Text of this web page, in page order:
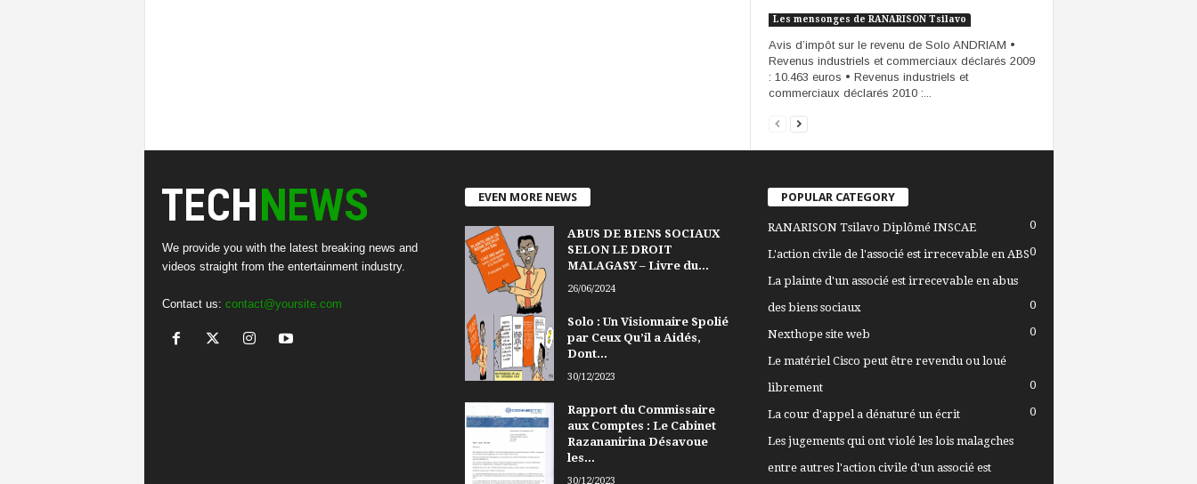
Les mensonges de RANARISON Tsilavo
Avis d’impôt sur le revenu de Solo ANDRIAM •
Revenus industriels et commerciaux déclarés 2009
: 10.463 euros • Revenus industriels et
commerciaux déclarés 2010 :...
We provide you with the latest breaking news and
videos straight from the entertainment industry.
Contact us: contact@yoursite.com
EVEN MORE NEWS
ABUS DE BIENS SOCIAUX
SELON LE DROIT
MALAGASY – Livre du...
26/06/2024
Solo : Un Visionnaire Spolié
par Ceux Qu’il a Aidés,
Dont...
30/12/2023
Rapport du Commissaire
aux Comptes : Le Cabinet
Razananirina Désavoue
les...
30/12/2023
POPULAR CATEGORY
RANARISON Tsilavo Diplômé INSCAE 0
L'action civile de l'associé est irrecevable en ABS0
La plainte d'un associé est irrecevable en abus
des biens sociaux
0
Nexthope site web 0
Le matériel Cisco peut être revendu ou loué
librement
0
La cour d'appel a dénaturé un écrit 0
Les jugements qui ont violé les lois malagches
entre autres l'action civile d'un associé est